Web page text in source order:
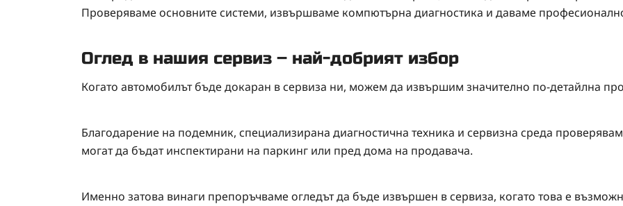
Проверяваме основните системи, извършваме компютърна диагностика и даваме
Оглед в нашия сервиз – най-добрият избор
Когато автомобилът бъде докаран в сервиза ни, можем да извършим значително по-детайлна
Благодарение на подемник, специализирана диагностична техника и сервизна среда
могат да бъдат инспектирани на паркинг или пред дома на продавача.
Именно затова винаги препоръчваме огледът да бъде извършен в сервиза, когато това е